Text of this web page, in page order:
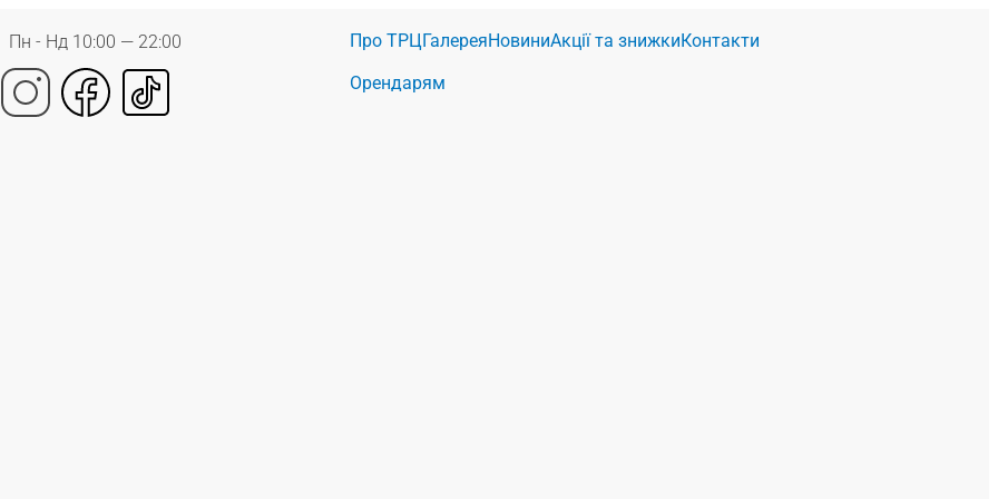
Пн - Нд 10:00 — 22:00 Про ТРЦГалереяНовиниАкції та знижкиКонтакти
Орендарям